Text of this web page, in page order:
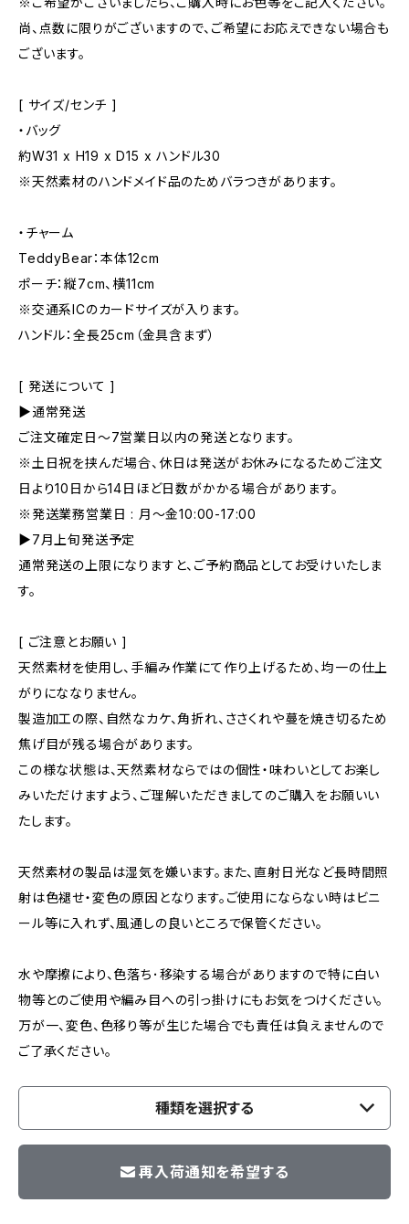
尚、点数に限りがございますので、ご希望にお応えできない場合も
ございます。
[ サイズ/センチ ]
・バッグ
約W31 x H19 x D15 x ハンドル30
※天然素材のハンドメイド品のためバラつきがあります。
・チャーム
TeddyBear：本体12cm
ポーチ：縦7cm、横11cm
※交通系ICのカードサイズが入ります。
ハンドル：全長25cm（金具含まず）
[ 発送について ]
▶通常発送
ご注文確定日〜7営業日以内の発送となります。
※土日祝を挟んだ場合、休日は発送がお休みになるためご注文
日より10日から14日ほど日数がかかる場合があります。
※発送業務営業日 : 月～金10:00-17:00
▶7月上旬発送予定
通常発送の上限になりますと、ご予約商品としてお受けいたしま
す。
[ ご注意とお願い ]
天然素材を使用し、手編み作業にて作り上げるため、均一の仕上
がりにななりません。
製造加工の際、自然なカケ、角折れ、ささくれや蔓を焼き切るため
焦げ目が残る場合があります。
この様な状態は、天然素材ならではの個性・味わいとしてお楽し
みいただけますよう、ご理解いただきましてのご購入をお願いい
たします。
天然素材の製品は湿気を嫌います。また、直射日光など長時間照
射は色褪せ・変色の原因となります。ご使用にならない時はビニ
ール等に入れず、風通しの良いところで保管ください。
水や摩擦により、色落ち･移染する場合がありますので特に白い
物等とのご使用や編み目への引っ掛けにもお気をつけください。
万が一、変色、色移り等が生じた場合でも責任は負えませんので
ご了承ください。
種類を選択する
再入荷通知を希望する